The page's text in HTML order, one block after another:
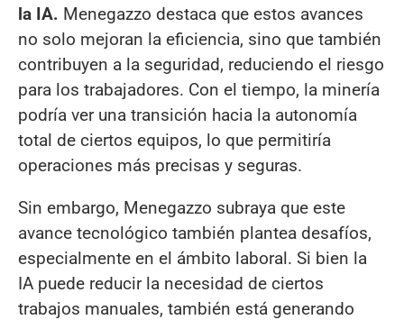
la IA. Menegazzo destaca que estos avances
no solo mejoran la eficiencia, sino que también
contribuyen a la seguridad, reduciendo el riesgo
para los trabajadores. Con el tiempo, la minería
podría ver una transición hacia la autonomía
total de ciertos equipos, lo que permitiría
operaciones más precisas y seguras.
Sin embargo, Menegazzo subraya que este
avance tecnológico también plantea desafíos,
especialmente en el ámbito laboral. Si bien la
IA puede reducir la necesidad de ciertos
trabajos manuales, también está generando